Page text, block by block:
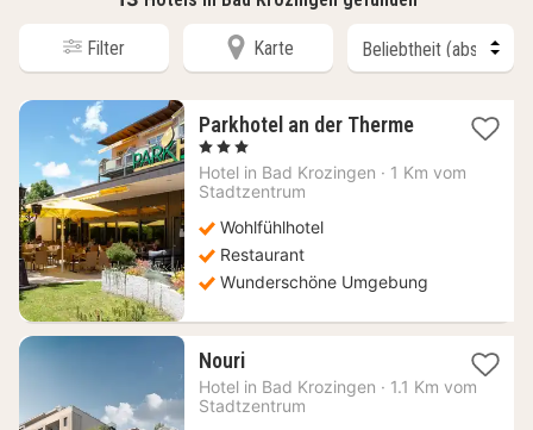
Filter Karte
Parkhotel an der Therme1
ab
, 3 Sterne
Hotel in Bad Krozingen · 1 Km vom
Stadtzentrum
Wohlfühlhotel
Restaurant
Wunderschöne Umgebung
Nouri1
Nacht
ab
Hotel in Bad Krozingen · 1.1 Km vom
Stadtzentrum